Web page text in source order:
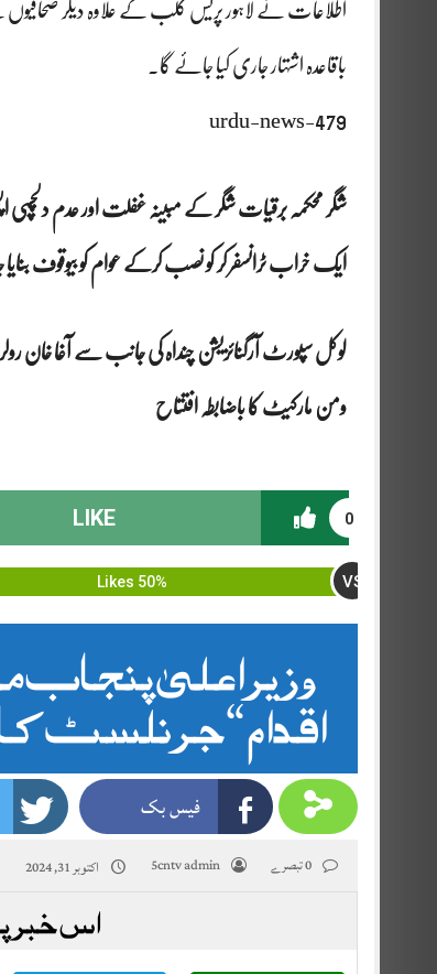
اطلاعات نے لاہور پریس کلب کے علاوہ دیگر
باقاعدہ اشتہار جاری کیا جائے گا۔
urdu-news-479
شگر محکمہ برقیات شگر کے مبینہ غفلت اور عدم دلچسپی
ایک خراب ٹرانسفر کر کو نصب کرکے عوام کو بیوقوف بنایا
ومن مارکیٹ کا باضابطہ افتتاح
0
LIKE
50% Likes VS
وزیراعلیٰ پنجاب
اقدام “جرنلسٹ
فیس بک
5cntv admin اکتوبر 31, 2024
اس خبر